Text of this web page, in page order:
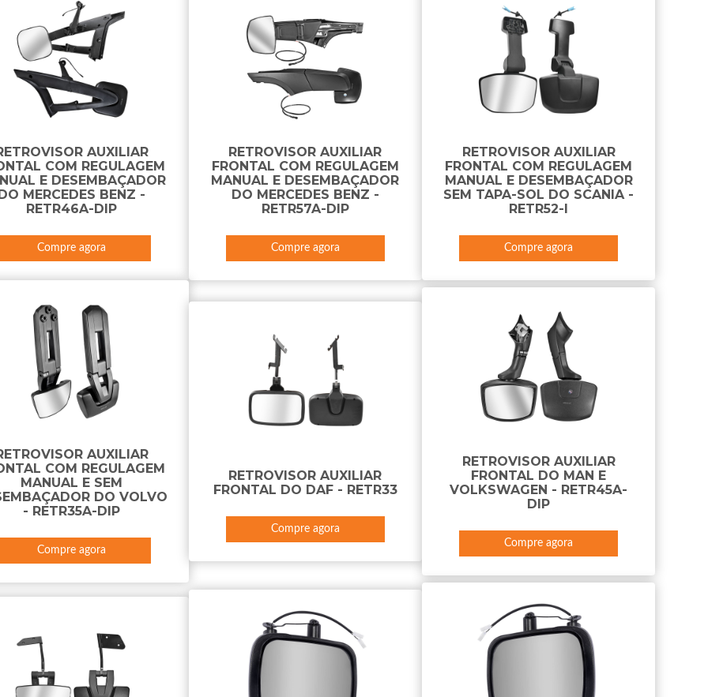
AUXILIAR
COM REGULAGEM
E DESEMBAÇADOR
MERCEDES BENZ -
RETR46A-DIP
Compre agora
RETROVISOR AUXILIAR
FRONTAL COM REGULAGEM
MANUAL E DESEMBAÇADOR
DO MERCEDES BENZ -
RETR57A-DIP
Compre agora
RETROVISOR AUXILIAR
FRONTAL COM REGULAGEM
MANUAL E DESEMBAÇADOR
SEM TAPA-SOL DO SCANIA -
RETR52-I
Compre agora
AUXILIAR
COM REGULAGEM
MANUAL E SEM
DO VOLVO
- RETR35A-DIP
Compre agora
RETROVISOR AUXILIAR
FRONTAL DO DAF - RETR33
Compre agora
RETROVISOR AUXILIAR
FRONTAL DO MAN E
VOLKSWAGEN - RETR45A-
DIP
Compre agora